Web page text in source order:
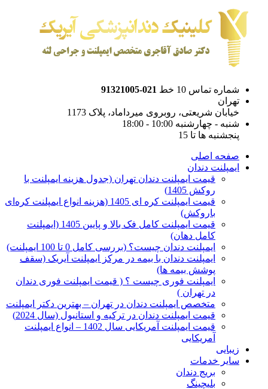
شماره تماس 10 خط
021-91321005
تهران
خیابان شریعتی، روبروی میرداماد، پلاک 1173
شنبه - چهارشنبه 10:00 - 18:00
پنجشنبه ها تا 15
صفحه اصلی
ایمپلنت دندان
قیمت ایمپلنت دندان تهران (جدول هزینه ایمپلنت با
روکش 1405)
قیمت ایمپلنت کره ای‌ 1405 (هزینه انواع ایمپلنت کره‌ای
با‌روکش)
قیمت ایمپلنت کامل فک بالا و پایین 1405 (ایمپلنت
کامل دهان)
ایمپلنت دندان چیست؟ (بررسی کامل 0 تا 100 ایمپلنت)
ایمپلنت دندان با بیمه در مرکز ایمپلنت آیریک (سقف
پوشش بیمه ها)
ایمپلنت فوری چیست ؟ ( قیمت ایمپلنت فوری دندان
در تهران )
متخصص ایمپلنت دندان در تهران – بهترین دکتر ایمپلنت
قیمت ایمپلنت دندان در ترکیه و استانبول (سال 2024)
قیمت ایمپلنت آمریکایی سال 1402 – انواع ایمپلنت
آمریکایی
زیبایی
سایر خدمات
بریج دندان
بلیچینگ